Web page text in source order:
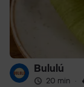
Bululú
20 min ·